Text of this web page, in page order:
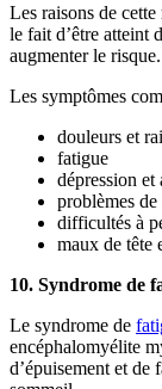
Les raisons de cette
le fait d’être atteint
augmenter le risque.
Les symptômes
douleurs et
fatigue
dépression et
problèmes
difficultés à
maux de tête
10. Syndrome de
Le syndrome de
encéphalomyélite
d’épuisement et de